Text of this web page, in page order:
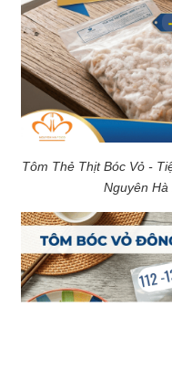
Tôm Thẻ Thịt Bóc Vỏ -
Nguyên Hà